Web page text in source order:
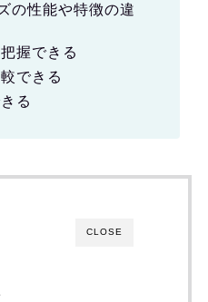
の性能や特徴の違
握できる
できる
る
CLOSE